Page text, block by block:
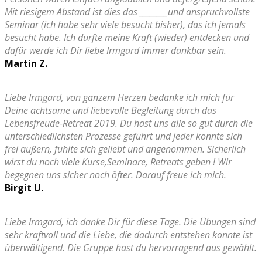
Mit riesigem Abstand ist dies das ________und anspruchvollste
Seminar (ich habe sehr viele besucht bisher), das ich jemals
besucht habe. Ich durfte meine Kraft (wieder) entdecken und
dafür werde ich Dir liebe Irmgard immer dankbar sein.
Martin Z.
Liebe Irmgard, von ganzem Herzen bedanke ich mich für
Deine achtsame und liebevolle Begleitung durch das
Lebensfreude-Retreat 2019. Du hast uns alle so gut durch die
unterschiedlichsten Prozesse geführt und jeder konnte sich
frei äußern, fühlte sich geliebt und angenommen. Sicherlich
wirst du noch viele Kurse,Seminare, Retreats geben ! Wir
begegnen uns sicher noch öfter. Darauf freue ich mich.
Birgit U.
Liebe Irmgard, ich danke Dir für diese Tage. Die Übungen sind
sehr kraftvoll und die Liebe, die dadurch entstehen konnte ist
überwältigend. Die Gruppe hast du hervorragend aus gewählt.